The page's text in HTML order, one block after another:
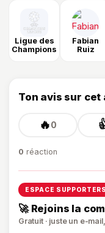
Ligue des
Champions
Fabian
Ruiz
Ton avis sur cet
🔥0
0 réaction
ESPACE SUPPORTERS
🚀 Rejoins la
Gratuit · juste un e-